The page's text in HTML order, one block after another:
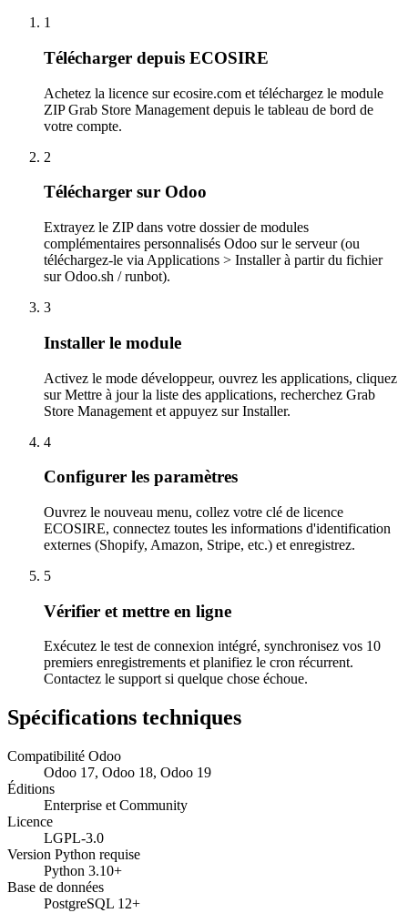
1
Télécharger depuis ECOSIRE
Achetez la licence sur ecosire.com et téléchargez le module
ZIP Grab Store Management depuis le tableau de bord de
votre compte.
2
Télécharger sur Odoo
Extrayez le ZIP dans votre dossier de modules
complémentaires personnalisés Odoo sur le serveur (ou
téléchargez-le via Applications > Installer à partir du fichier
sur Odoo.sh / runbot).
3
Installer le module
Activez le mode développeur, ouvrez les applications, cliquez
sur Mettre à jour la liste des applications, recherchez Grab
Store Management et appuyez sur Installer.
4
Configurer les paramètres
Ouvrez le nouveau menu, collez votre clé de licence
ECOSIRE, connectez toutes les informations d'identification
externes (Shopify, Amazon, Stripe, etc.) et enregistrez.
5
Vérifier et mettre en ligne
Exécutez le test de connexion intégré, synchronisez vos 10
premiers enregistrements et planifiez le cron récurrent.
Contactez le support si quelque chose échoue.
Spécifications techniques
Compatibilité Odoo
Odoo 17, Odoo 18, Odoo 19
Éditions
Enterprise et Community
Licence
LGPL-3.0
Version Python requise
Python 3.10+
Base de données
PostgreSQL 12+